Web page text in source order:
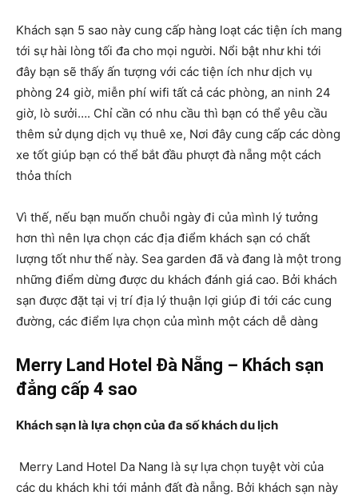
Khách sạn 5 sao này cung cấp hàng loạt các tiện ích mang
tới sự hài lòng tối đa cho mọi người. Nổi bật như khi tới
đây bạn sẽ thấy ấn tượng với các tiện ích như dịch vụ
phòng 24 giờ, miễn phí wifi tất cả các phòng, an ninh 24
giờ, lò sưởi…. Chỉ cần có nhu cầu thì bạn có thể yêu cầu
thêm sử dụng dịch vụ thuê xe, Nơi đây cung cấp các dòng
xe tốt giúp bạn có thể bắt đầu phượt đà nẵng một cách
thỏa thích
Vì thế, nếu bạn muốn chuỗi ngày đi của mình lý tưởng
hơn thì nên lựa chọn các địa điểm khách sạn có chất
lượng tốt như thế này. Sea garden đã và đang là một trong
những điểm dừng được du khách đánh giá cao. Bởi khách
sạn được đặt tại vị trí địa lý thuận lợi giúp đi tới các cung
đường, các điểm lựa chọn của mình một cách dễ dàng
Merry Land Hotel Đà Nẵng – Khách sạn
đẳng cấp 4 sao
Khách sạn là lựa chọn của đa số khách du lịch
Merry Land Hotel Da Nang là sự lựa chọn tuyệt vời của
các du khách khi tới mảnh đất đà nẵng. Bởi khách sạn này